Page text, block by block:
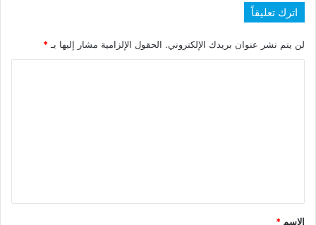
اترك تعليقاً
لن يتم نشر عنوان بريدك الإلكتروني. الحقول الإلزامية مشار إليها بـ*
*
الاسم *